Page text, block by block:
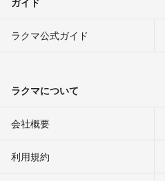
ラクマ公式ガイド
ラクマについて
会社概要
利用規約